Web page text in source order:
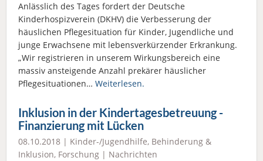
Anlässlich des Tages fordert der Deutsche
Kinderhospizverein (DKHV) die Verbesserung der
häuslichen Pflegesituation für Kinder, Jugendliche und
junge Erwachsene mit lebensverkürzender Erkrankung.
„Wir registrieren in unserem Wirkungsbereich eine
massiv ansteigende Anzahl prekärer häuslicher
Pflegesituationen… Weiterlesen.
Inklusion in der Kindertagesbetreuung -
Finanzierung mit Lücken
08.10.2018 | Kinder-/Jugendhilfe, Behinderung &
Inklusion, Forschung | Nachrichten